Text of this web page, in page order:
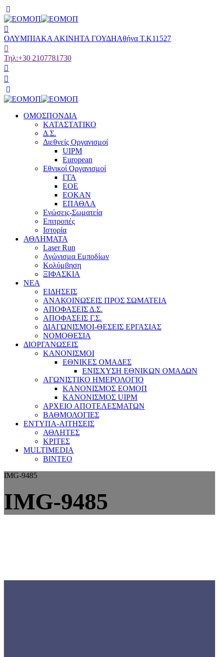
ΟΛΥΜΠΙΑΚΑ ΑΚΙΝΗΤΑ ΓΟΥΔΗΑθήνα Τ.Κ11527
Τηλ:+30 2107781730
ΟΜΟΣΠΟΝΔΙΑ
ΚΑΤΑΣΤΑΤΙΚΟ
Δ.Σ.
Διεθνείς Οργανισμοί
UIPM
European
Εθνικοί Οργανισμοί
ΓΓΑ
ΕΟΕ
ΕΟΚΑΝ
ΕΠΑΘΛΑ
Ενώσεις-Σωματεία
Επιτροπές
Ιστορία
ΑΘΛΗΜΑΤΑ
Laser Run
Αγώνισμα Εμποδίων
Κολύμβηση
ΞΙΦΑΣΚΙΑ
NEA
ΕΙΔΗΣΕΙΣ
ΑΝΑΚΟΙΝΩΣΕΙΣ ΠΡΟΣ ΣΩΜΑΤΕΙΑ
ΑΠΟΦΑΣΕΙΣ Δ.Σ.
ΑΠΟΦΑΣΕΙΣ Γ.Σ.
ΔΙΑΓΩΝΙΣΜΟΙ-ΘΕΣΕΙΣ ΕΡΓΑΣΙΑΣ
ΝΟΜΟΘΕΣΙΑ
ΔΙΟΡΓΑΝΩΣΕΙΣ
ΚΑΝΟΝΙΣΜΟΙ
ΕΘΝΙΚΕΣ ΟΜΑΔΕΣ
ΕΝΙΣΧΥΣΗ ΕΘΝΙΚΩΝ ΟΜΑΔΩΝ
ΑΓΩΝΙΣΤΙΚΟ ΗΜΕΡΟΛΟΓΙΟ
ΚΑΝΟΝΙΣΜΟΣ ΕΟΜΟΠ
ΚΑΝΟΝΙΣΜΟΣ UIPM
ΑΡΧΕΙΟ ΑΠΟΤΕΛΕΣΜΑΤΩΝ
ΒΑΘΜΟΛΟΓΙΕΣ
ΕΝΤΥΠΑ-ΑΙΤΗΣΕΙΣ
ΑΘΛΗΤΕΣ
ΚΡΙΤΕΣ
MULTIMEDIA
ΒΙΝΤΕΟ
IMG-9485
IMG-9485